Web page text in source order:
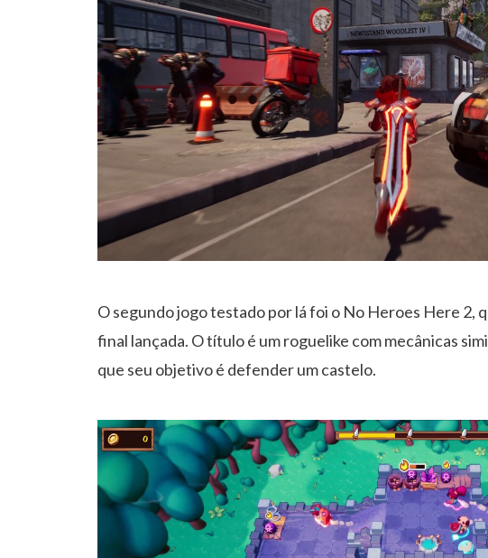
O segundo jogo testado por lá foi o No Heroes Here 2,
final lançada. O título é um roguelike com mecânicas
que seu objetivo é defender um castelo.